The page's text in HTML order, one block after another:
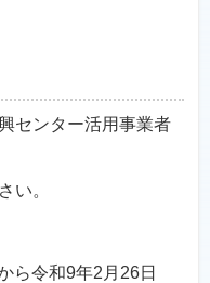
センター活用事業者
い。
ら令和9年2月26日